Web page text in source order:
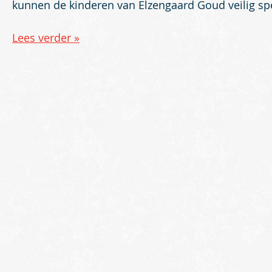
kunnen de kinderen van Elzengaard Goud veilig
Lees verder »